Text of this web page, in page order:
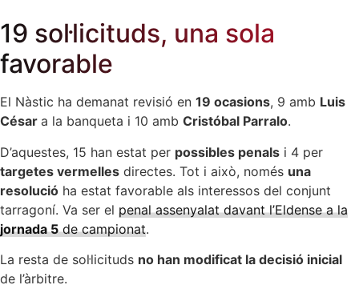
19 sol·licituds, una sola
favorable
El Nàstic ha demanat revisió en 19 ocasions, 9 amb Luis
César a la banqueta i 10 amb Cristóbal Parralo.
D’aquestes, 15 han estat per possibles penals i 4 per
targetes vermelles directes. Tot i això, només una
resolució ha estat favorable als interessos del conjunt
tarragoní. Va ser el penal assenyalat davant l’Eldense a la
jornada 5de campionat.
La resta de sol·licituds no han modificat la decisió inicial
de l’àrbitre.